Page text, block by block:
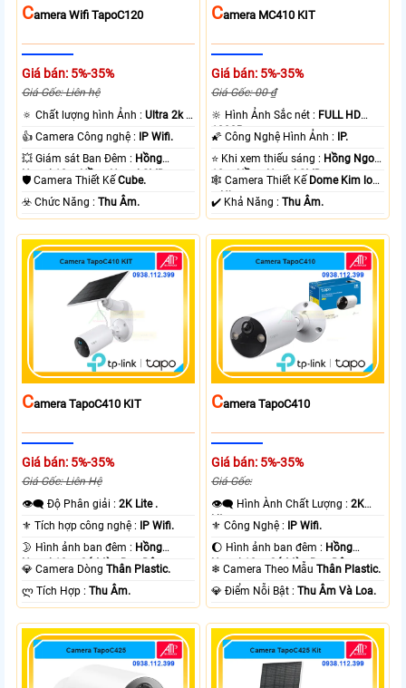
CAmera Wifi TapoC120
Giá bán: 5%-35%
Giá Gốc: Liên hệ
🔅 Chất lượng hình Ảnh :Ultra 2k +
.
👍 Camera Công nghệ : IP Wifi.
💥 Giám sát Ban Đêm : Hồng
Ngoại 10m Hồng Ngoại SMD.
🛡 Camera Thiết KếCube.
️☣️ Chức Năng :Thu Âm.
CAmera MC410 KIT
Giá bán: 5%-35%
Giá Gốc: 00 ₫
🔆 Hình Ảnh Sắc nét : FULL HD
1080P .
🌠 Công Nghệ Hình Ảnh : IP.
⭐ Khi xem thiếu sáng : Hồng Ngoại
10m Hồng Ngoại SMD.
🕸️ Camera Thiết Kế Dome Kim loại
+ Nhựa.
️✔️ Khả Năng :Thu Âm.
CAmera TapoC410 KIT
Giá bán: 5%-35%
Giá Gốc: Liên Hệ
👁️‍🗨 Độ Phân giải :2K Lite .
⚜️ Tích hợp công nghệ : IP Wifi.
🌛 Hình ảnh ban đêm : Hồng
Ngoại 10m Có Màu Ban Ðêm.
💎 Camera DòngThân Plastic.
️ლ Tích Hợp :Thu Âm.
CAmera TapoC410
Giá bán: 5%-35%
Giá Gốc:
👁️‍🗨 Hình Ành Chất Lượng :2K
Lite .
⚜️ Công Nghệ : IP Wifi.
🌔 Hình ảnh ban đêm : Hồng
Ngoại 10m Có Màu Ban Ðêm.
❄ Camera Theo MẫuThân Plastic.
️💎 Điểm Nỗi Bật :Thu Âm Và Loa.